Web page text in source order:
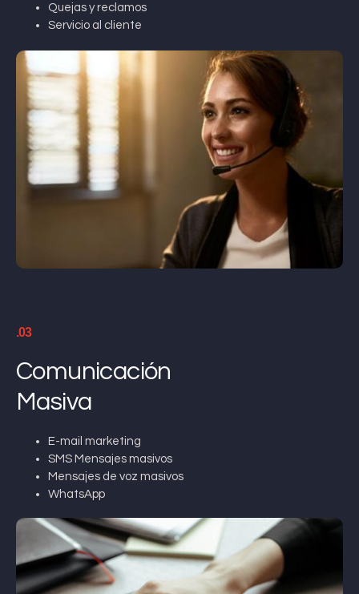
Quejas y reclamos
Servicio al cliente
.03
Comunicación
Masiva
E-mail marketing
SMS Mensajes masivos
Mensajes de voz masivos
WhatsApp